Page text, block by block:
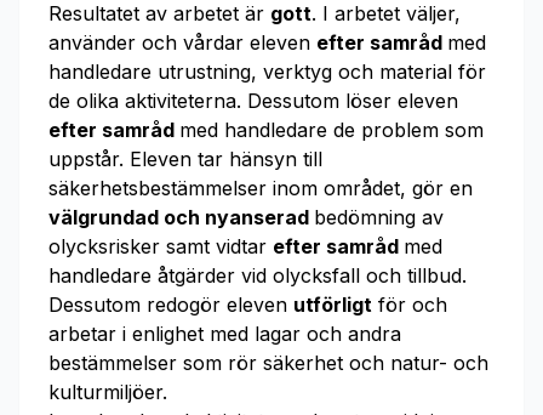
Resultatet av arbetet är gott. I arbetet väljer,
använder och vårdar eleven efter samråd med
handledare utrustning, verktyg och material för
de olika aktiviteterna. Dessutom löser eleven
efter samråd med handledare de problem som
uppstår. Eleven tar hänsyn till
säkerhetsbestämmelser inom området, gör en
välgrundad och nyanserad bedömning av
olycksrisker samt vidtar efter samråd med
handledare åtgärder vid olycksfall och tillbud.
Dessutom redogör eleven utförligt för och
arbetar i enlighet med lagar och andra
bestämmelser som rör säkerhet och natur- och
kulturmiljöer.